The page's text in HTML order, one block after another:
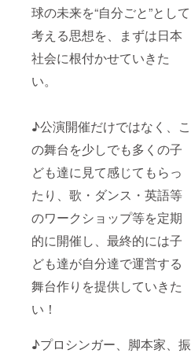
球の未来を“自分ごと”として
考える思想を、まずは日本
社会に根付かせていきた
い。
♪公演開催だけではなく、こ
の舞台を少しでも多くの子
ども達に見て感じてもらっ
たり、歌・ダンス・英語等
のワークショップ等を定期
的に開催し、最終的には子
ども達が自分達で運営する
舞台作りを提供していきた
い！
♪プロシンガー、脚本家、振